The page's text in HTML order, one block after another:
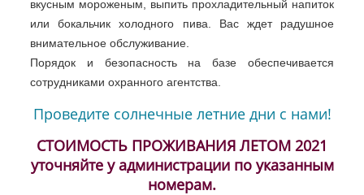
вкусным мороженым, выпить прохладительный напиток
или бокальчик холодного пива. Вас ждет радушное
внимательное обслуживание.
Порядок и безопасность на базе обеспечивается
сотрудниками охранного агентства.
Проведите солнечные летние дни с нами!
СТОИМОСТЬ ПРОЖИВАНИЯ ЛЕТОМ 2021
уточняйте у администрации по указанным
номерам.